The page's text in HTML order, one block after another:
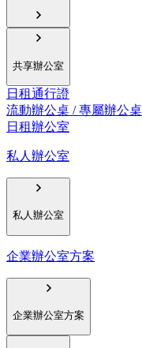
共享辦公室
日租通行證
流動辦公桌 / 專屬辦公桌
日租辦公室
私人辦公室
私人辦公室
企業辦公室方案
企業辦公室方案